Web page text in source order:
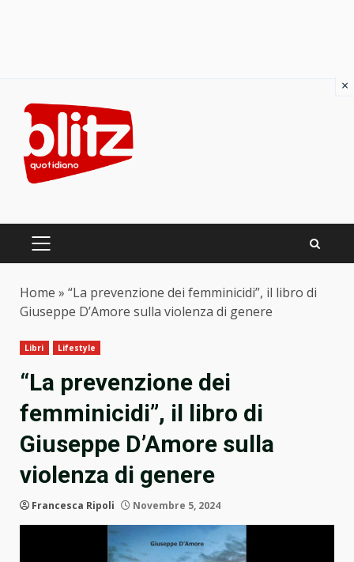
content
PRIMARY
Home » “La prevenzione dei femminicidi”, il libro di
Giuseppe D’Amore sulla violenza di genere
Libri Lifestyle
“La prevenzione dei
femminicidi”, il libro di
Giuseppe D’Amore sulla
violenza di genere
Francesca Ripoli Novembre 5, 2024
×